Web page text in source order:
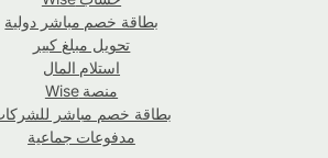
بطاقة خصم مباشر دولية
تحويل مبلغ كبير
استلام المال
منصة Wise
بطاقة خصم مباشر للشركات
مدفوعات جماعية